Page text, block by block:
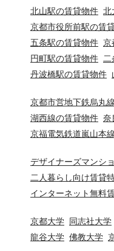
北山駅の賃貸物件 北
京都市役所前駅の賃
五条駅の賃貸物件 京
円町駅の賃貸物件
丹波橋駅の賃貸物件
京都市営地下鉄烏丸
湖西線の賃貸物件 奈
京福電気鉄道嵐山本
デザイナーズマンシ
二人暮らし向け賃貸
インターネット無料
京都大学 同志社大学
龍谷大学 佛教大学